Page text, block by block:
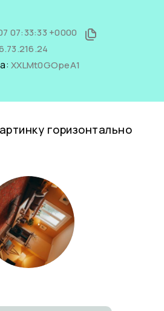
07:33:33 +0000
XXLMt0GOpeA1
горизонтально